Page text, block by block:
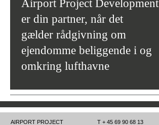
Airport Project Development
er din partner, når det
gælder rådgivning om
ejendomme beliggende i og
omkring lufthavne
AIRPORT PROJECT
T + 45 69 90 68 13